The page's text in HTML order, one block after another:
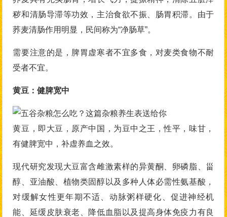
秽和清肠导滞等功效，主治食欲不振、肠胃积滞。由于
荞麦清肠作用明显，民间称为“净肠草”。
需要注意的是，脾胃虚寒者不宜多食，对麦类食物不耐
受者不宜。
黄豆：健脾宽中
黄豆，即大豆，原产中国，为豆中之王，性平，味甘，
有健脾宽中，补虚养血之效。
现代研究发现大豆富含雌激素样的异黄酮、卵磷脂、甾
醇、亚油酸、植物类固醇以及多种人体必需性氨基酸，
对缓解女性更年期不适、动脉粥样硬化、促进神经机
能、延缓皮肤衰老、降低血脂以及提高身体免疫力有良